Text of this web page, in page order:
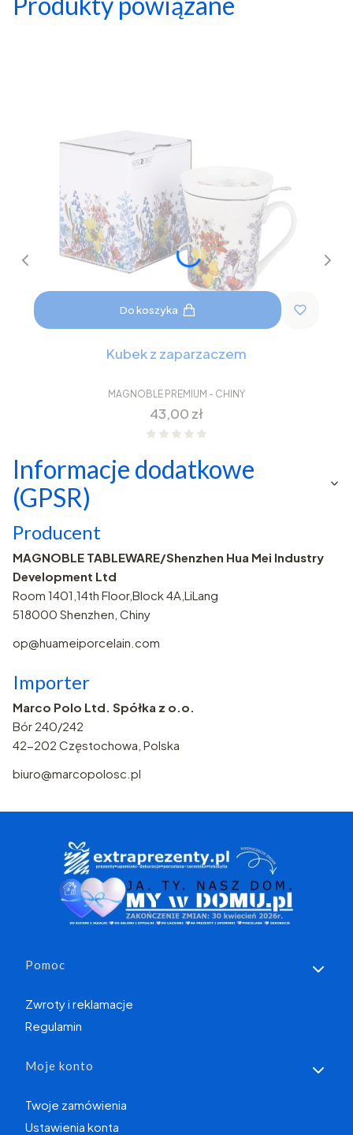
Do koszyka
Kubek z zaparzaczem
MAGNOBLE PREMIUM - CHINY
Cena
43,00 zł
Informacje dodatkowe
(GPSR)
Producent
MAGNOBLE TABLEWARE/Shenzhen Hua Mei Industry
Development Ltd
Room 1401,14th Floor,Block 4A,LiLang
518000 Shenzhen, Chiny
op@huameiporcelain.com
Importer
Marco Polo Ltd. Spółka z o.o.
Bór 240/242
42-202 Częstochowa, Polska
biuro@marcopolosc.pl
Linki w stopce
Pomoc
Zwroty i reklamacje
Regulamin
Moje konto
Twoje zamówienia
Ustawienia konta